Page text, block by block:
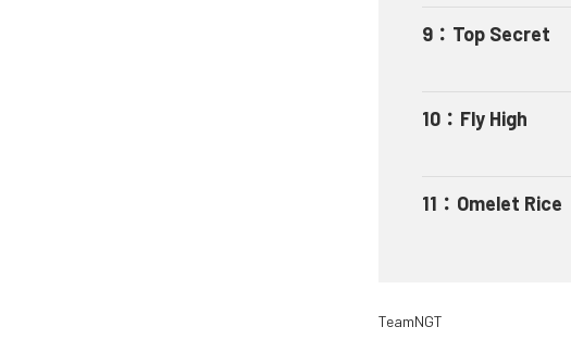
9 ： Top Secret
10 ： Fly High
11 ： Omelet Rice
TeamNGT